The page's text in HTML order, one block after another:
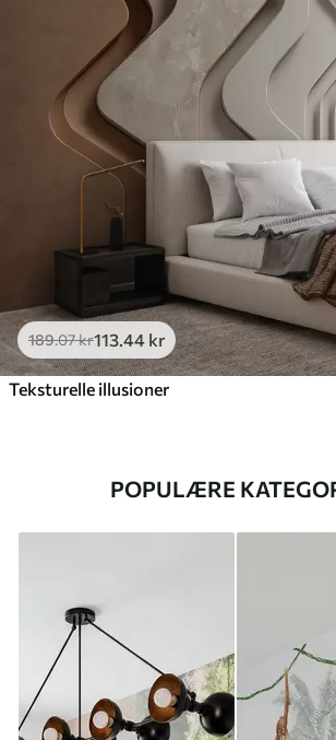
189.07kr113 .44 kr
Teksturelle illusioner
POPULÆRE